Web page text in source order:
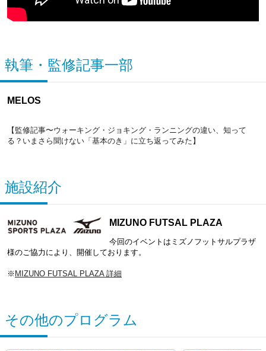
執筆・監修記事一部
MELOS
【監修記事〜ウォーキング・ジョキング・ランニングの違い、知って
る？いまさら聞けない「基本のき」に立ち返ってみた】
施設紹介
MIZUNO FUTSAL PLAZA
今回のイベントはミズノフットサルプラザ
様のご協力により、開催しております。
※ MIZUNO FUTSAL PLAZA 詳細
その他のプログラム